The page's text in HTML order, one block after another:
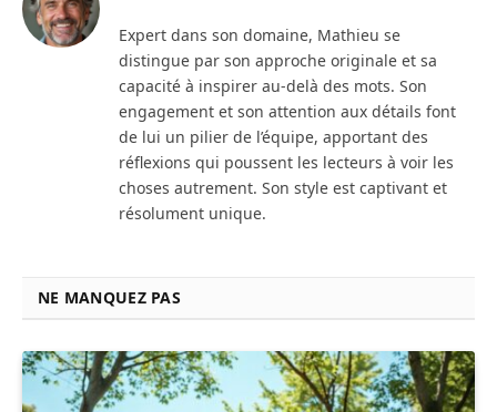
Expert dans son domaine, Mathieu se
distingue par son approche originale et sa
capacité à inspirer au-delà des mots. Son
engagement et son attention aux détails font
de lui un pilier de l’équipe, apportant des
réflexions qui poussent les lecteurs à voir les
choses autrement. Son style est captivant et
résolument unique.
NE MANQUEZ PAS